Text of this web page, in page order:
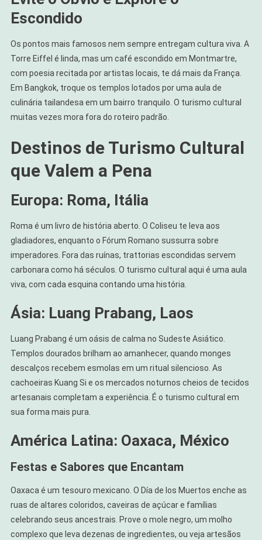
Escondido
Os pontos mais famosos nem sempre entregam cultura viva. A
Torre Eiffel é linda, mas um café escondido em Montmartre,
com poesia recitada por artistas locais, te dá mais da França.
Em Bangkok, troque os templos lotados por uma aula de
culinária tailandesa em um bairro tranquilo. O turismo cultural
muitas vezes mora fora do roteiro padrão.
Destinos de Turismo Cultural
que Valem a Pena
Europa: Roma, Itália
Roma é um livro de história aberto. O Coliseu te leva aos
gladiadores, enquanto o Fórum Romano sussurra sobre
imperadores. Fora das ruínas, trattorias escondidas servem
carbonara como há séculos. O turismo cultural aqui é uma aula
viva, com cada esquina contando uma história.
Ásia: Luang Prabang, Laos
Luang Prabang é um oásis de calma no Sudeste Asiático.
Templos dourados brilham ao amanhecer, quando monges
descalços recebem esmolas em um ritual silencioso. As
cachoeiras Kuang Si e os mercados noturnos cheios de tecidos
artesanais completam a experiência. É o turismo cultural em
sua forma mais pura.
América Latina: Oaxaca, México
Festas e Sabores que Encantam
Oaxaca é um tesouro mexicano. O Día de los Muertos enche as
ruas de altares coloridos, caveiras de açúcar e famílias
celebrando seus ancestrais. Prove o mole negro, um molho
complexo que leva dezenas de ingredientes, ou veja artesãos